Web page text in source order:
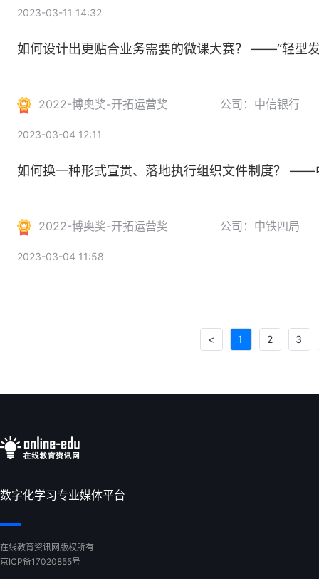
2023-03-11 14:32
如何设计出更贴合业务需要的微课大赛？ ——“轻型
2022-博奥奖-开拓运营奖 公司：中信银行
2023-03-04 12:11
如何换一种形式宣贯、落地执行组织文件制度？ ——
2022-博奥奖-开拓运营奖 公司：中铁四局
2023-03-04 11:58
< 1 2 3
数字化学习专业媒体平台
在线教育资讯网版权所有
京ICP备17020855号